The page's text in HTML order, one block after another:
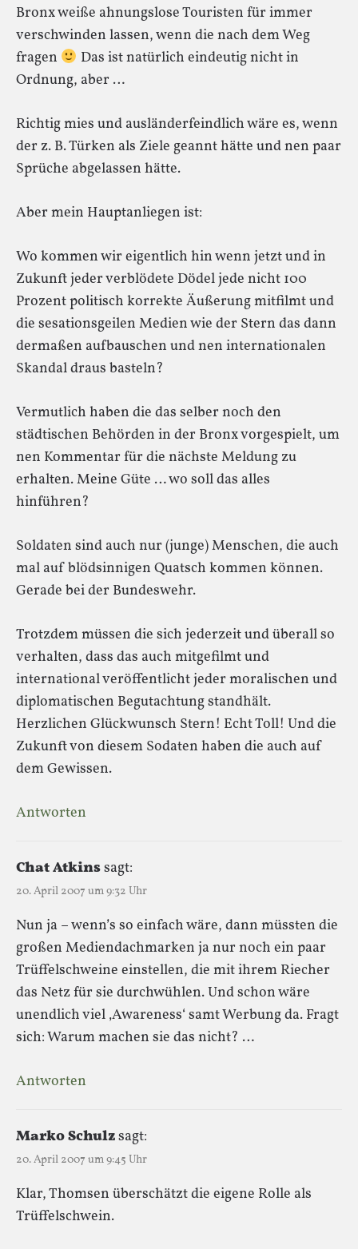
Bronx weiße ahnungslose Touristen für immer
verschwinden lassen, wenn die nach dem Weg
fragen
Das ist natürlich eindeutig nicht in
Ordnung, aber …
Richtig mies und ausländerfeindlich wäre es, wenn
der z. B. Türken als Ziele geannt hätte und nen paar
Sprüche abgelassen hätte.
Aber mein Hauptanliegen ist:
Wo kommen wir eigentlich hin wenn jetzt und in
Zukunft jeder verblödete Dödel jede nicht 100
Prozent politisch korrekte Äußerung mitfilmt und
die sesationsgeilen Medien wie der Stern das dann
dermaßen aufbauschen und nen internationalen
Skandal draus basteln?
Vermutlich haben die das selber noch den
städtischen Behörden in der Bronx vorgespielt, um
nen Kommentar für die nächste Meldung zu
erhalten. Meine Güte … wo soll das alles
hinführen?
Soldaten sind auch nur (junge) Menschen, die auch
mal auf blödsinnigen Quatsch kommen können.
Gerade bei der Bundeswehr.
Trotzdem müssen die sich jederzeit und überall so
verhalten, dass das auch mitgefilmt und
international veröffentlicht jeder moralischen und
diplomatischen Begutachtung standhält.
Herzlichen Glückwunsch Stern! Echt Toll! Und die
Zukunft von diesem Sodaten haben die auch auf
dem Gewissen.
Antworten
Chat Atkinssagt:
20. April 2007 um 9:32 Uhr
Nun ja – wenn’s so einfach wäre, dann müssten die
großen Mediendachmarken ja nur noch ein paar
Trüffelschweine einstellen, die mit ihrem Riecher
das Netz für sie durchwühlen. Und schon wäre
unendlich viel ‚Awareness‘ samt Werbung da. Fragt
sich: Warum machen sie das nicht? …
Antworten
Marko Schulzsagt:
20. April 2007 um 9:45 Uhr
Klar, Thomsen überschätzt die eigene Rolle als
Trüffelschwein.